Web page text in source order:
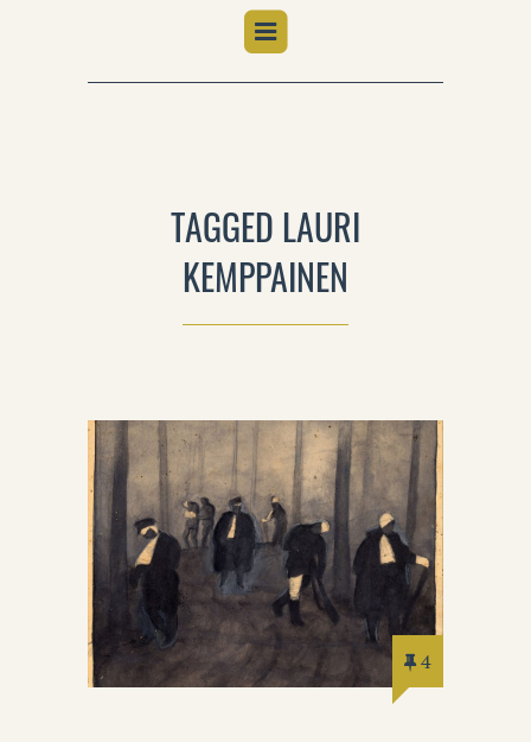
TAGGED LAURI
KEMPPAINEN
4